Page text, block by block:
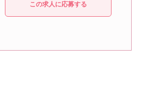
この求人に応募する